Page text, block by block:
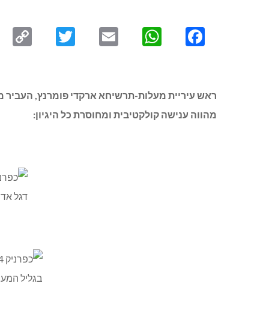
Facebook
WhatsApp
Email
Twitter
ראש עיריית מעלות-תרשיחא ארקדי פומרנץ, העביר
מהווה ענישה קולקטיבית ומחוסרת כל היגיון: